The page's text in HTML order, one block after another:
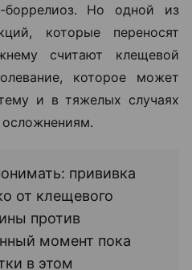
Но одной из
которые переносят
считают клещевой
которое может
и в тяжелых случаях
прививка
от клещевого
против
момент пока
в этом